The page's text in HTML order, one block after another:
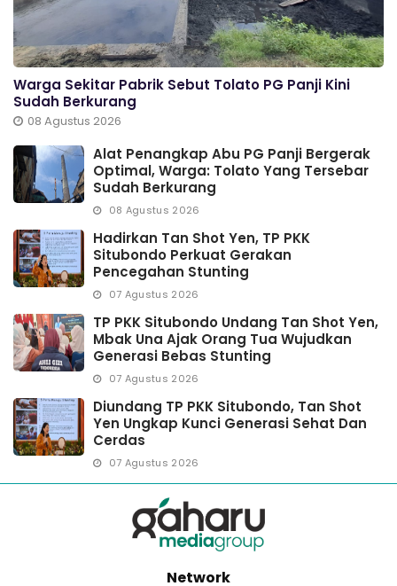
Warga Sekitar Pabrik Sebut Tolato PG Panji Kini
Sudah Berkurang
08 Agustus 2026
Alat Penangkap Abu PG Panji Bergerak
Optimal, Warga: Tolato Yang Tersebar
Sudah Berkurang
08 Agustus 2026
Hadirkan Tan Shot Yen, TP PKK
Situbondo Perkuat Gerakan
Pencegahan Stunting
07 Agustus 2026
TP PKK Situbondo Undang Tan Shot Yen,
Mbak Una Ajak Orang Tua Wujudkan
Generasi Bebas Stunting
07 Agustus 2026
Diundang TP PKK Situbondo, Tan Shot
Yen Ungkap Kunci Generasi Sehat Dan
Cerdas
07 Agustus 2026
Network